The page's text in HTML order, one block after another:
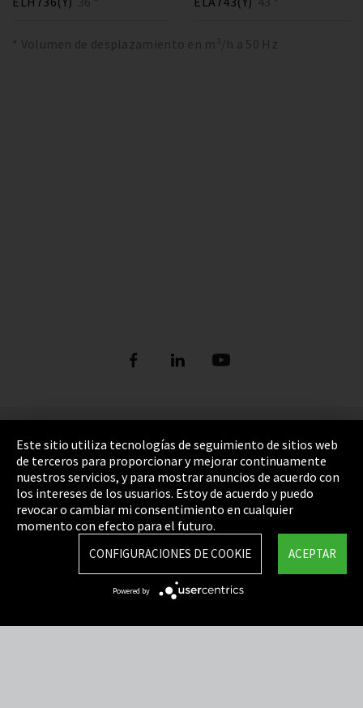
* Volumen de desplazamiento en m³/h a 50 Hz
Pie de imprenta
Política de privacidad
Cookie Settings
Términos y Condiciones
Mapa del sitio
Integrity Line
Este sitio utiliza tecnologías de seguimiento de sitios web
de terceros para proporcionar y mejorar continuamente
nuestros servicios, y para mostrar anuncios de acuerdo con
los intereses de los usuarios. Estoy de acuerdo y puedo
revocar o cambiar mi consentimiento en cualquier
momento con efecto para el futuro.
ACEPTAR
CONFIGURACIONES DE COOKIE
Powered by